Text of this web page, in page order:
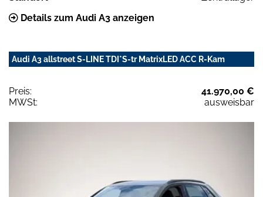
Details zum Audi A3 anzeigen
Audi A3 allstreet S-LINE TDI*S-tr MatrixLED ACC R-Kam
Preis:
41.970,00 €
MWSt:
ausweisbar